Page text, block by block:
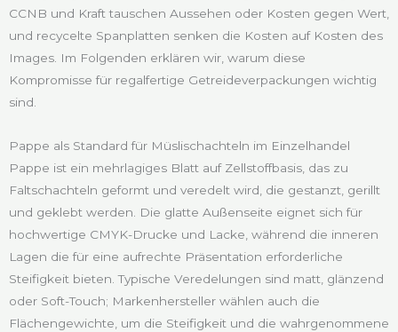
CCNB und Kraft tauschen Aussehen oder Kosten gegen Wert,
und recycelte Spanplatten senken die Kosten auf Kosten des
Images. Im Folgenden erklären wir, warum diese
Kompromisse für regalfertige Getreideverpackungen wichtig
sind.
Pappe als Standard für Müslischachteln im Einzelhandel
Pappe ist ein mehrlagiges Blatt auf Zellstoffbasis, das zu
Faltschachteln geformt und veredelt wird, die gestanzt, gerillt
und geklebt werden. Die glatte Außenseite eignet sich für
hochwertige CMYK-Drucke und Lacke, während die inneren
Lagen die für eine aufrechte Präsentation erforderliche
Steifigkeit bieten. Typische Veredelungen sind matt, glänzend
oder Soft-Touch; Markenhersteller wählen auch die
Flächengewichte, um die Steifigkeit und die wahrgenommene